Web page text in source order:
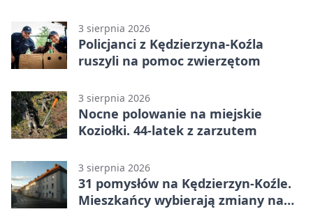
3 sierpnia 2026
Policjanci z Kędzierzyna-Koźla
ruszyli na pomoc zwierzętom
3 sierpnia 2026
Nocne polowanie na miejskie
Koziołki. 44-latek z zarzutem
3 sierpnia 2026
31 pomysłów na Kędzierzyn-Koźle.
Mieszkańcy wybierają zmiany na